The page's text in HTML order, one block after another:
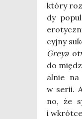
któ­ry
dy
cyj­ny
Greya
do
al­nie
w serii.
no, że
i